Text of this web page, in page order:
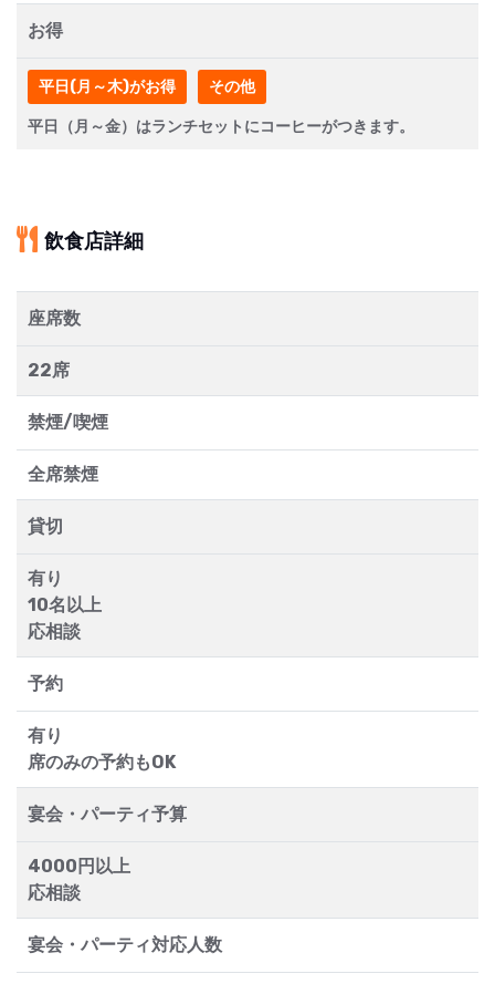
お得
平日(月～木)がお得 その他
平日（月～金）はランチセットにコーヒーがつきます。
飲食店詳細
座席数
22席
禁煙/喫煙
全席禁煙
貸切
有り
10名以上
応相談
予約
有り
席のみの予約もOK
宴会・パーティ予算
4000円以上
応相談
宴会・パーティ対応人数